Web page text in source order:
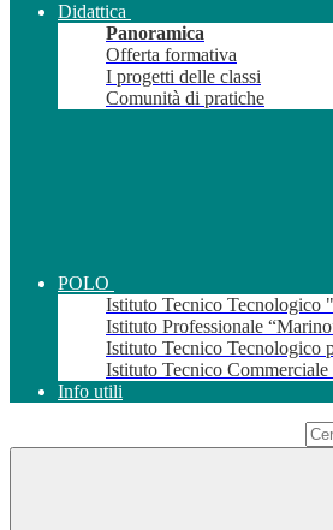
Didattica
Panoramica
Offerta formativa
I progetti delle classi
Comunità di pratiche
POLO
Istituto Tecnico Tecnologico
Istituto Professionale
Istituto Tecnico Tecnologico
Istituto Tecnico
Info utili